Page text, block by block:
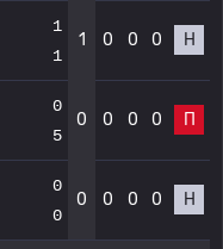
1
1
1 0 0 0 Н
0
5
0 0 0 0 П
0
0
0 0 0 0 Н